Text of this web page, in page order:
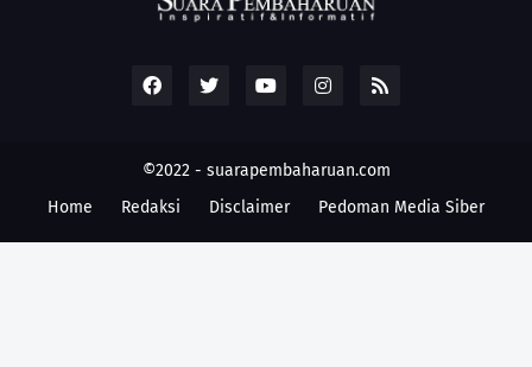
©2022 - suarapembaharuan.com
Home
Redaksi Disclaimer Pedoman Media Siber